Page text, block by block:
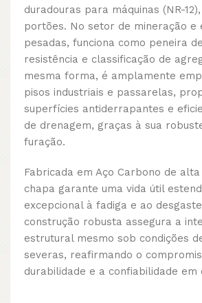
duradouras para máquinas (NR-
portões. No setor de mineração e
pesadas, funciona como peneira
resistência e classificação de
mesma forma, é amplamente
pisos industriais e passarelas,
superfícies antiderrapantes e
de drenagem, graças à sua
furação.
Fabricada em Aço Carbono de
chapa garante uma vida útil
excepcional à fadiga e ao
construção robusta assegura a
estrutural mesmo sob condições
severas, reafirmando o
durabilidade e a confiabilidade em